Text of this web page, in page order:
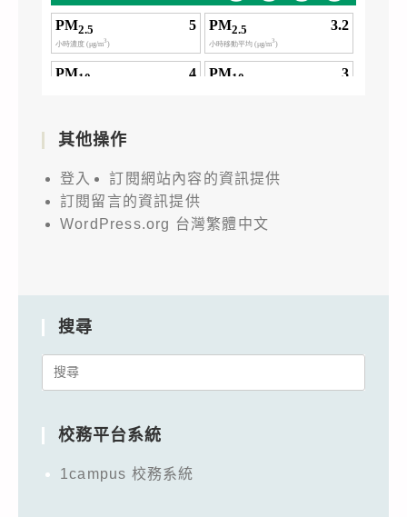
其他操作
登入
訂閱網站內容的資訊提供
訂閱留言的資訊提供
WordPress.org 台灣繁體中文
搜尋
Search
校務平台系統
1campus 校務系統